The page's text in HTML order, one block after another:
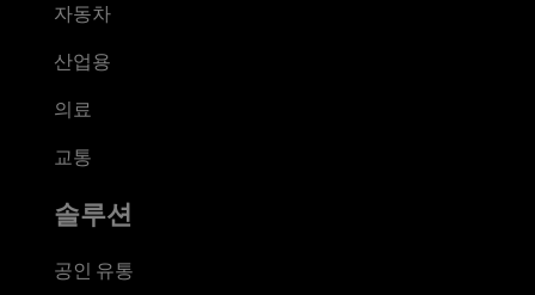
자동차
산업용
의료
교통
솔루션
공인 유통